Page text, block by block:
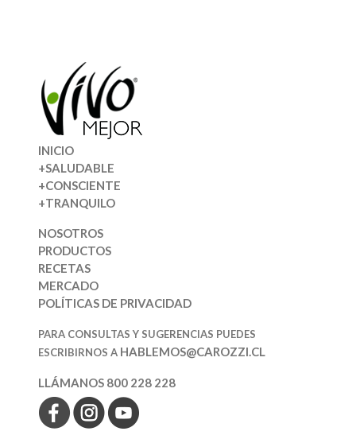
INICIO
+SALUDABLE
+CONSCIENTE
+TRANQUILO
NOSOTROS
PRODUCTOS
RECETAS
MERCADO
POLÍTICAS DE PRIVACIDAD
PARA CONSULTAS Y SUGERENCIAS PUEDES
ESCRIBIRNOS A HABLEMOS@CAROZZI.CL
LLÁMANOS 800 228 228